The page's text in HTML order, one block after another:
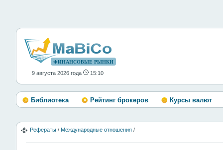
ФИНАНСОВЫЕ РЫНКИ
9 августа 2026 года 15:10
Библиотека Рейтинг брокеров Курсы валют
Рефераты / Международные отношения /